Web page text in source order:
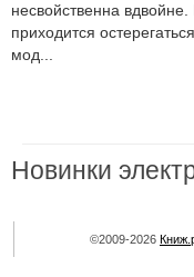
несвойственна
приходится
мод...
Новинки
©2009-2026